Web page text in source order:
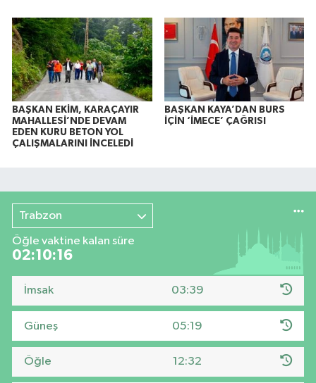
BAŞKAN EKİM, KARAÇAYIR
MAHALLESİ’NDE DEVAM
EDEN KURU BETON YOL
ÇALIŞMALARINI İNCELEDİ
BAŞKAN KAYA’DAN BURS
İÇİN ‘İMECE’ ÇAĞRISI
Trabzon
Öğle vaktine kalan süre
02:10:15
İmsak 03:39
Güneş 05:19
Öğle 12:32